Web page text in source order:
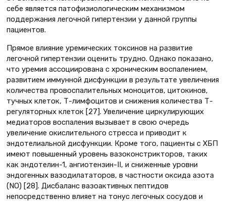
себе является патофизиологическим механизмом
поддержания легочной гипертензии у данной группы
пациентов.
Прямое влияние уремических токсинов на развитие
легочной гипертензии оценить трудно. Однако показано,
что уремия ассоциирована с хроническим воспалением,
развитием иммунной дисфункции в результате увеличения
количества провоспалительных моноцитов, цитокинов,
тучных клеток, Т-лимфоцитов и снижения количества Т-
регуляторных клеток [27]. Увеличение циркулирующих
медиаторов воспаления вызывает в свою очередь
увеличение окислительного стресса и приводит к
эндотелиальной дисфункции. Кроме того, пациенты с ХБП
имеют повышенный уровень вазоконстрикторов, таких
как эндотелин-1, ангиотензин-II, и сниженные уровни
эндогенных вазодилататоров, в частности оксида азота
(NO) [28]. Дисбаланс вазоактивных пептидов
непосредственно влияет на тонус легочных сосудов и